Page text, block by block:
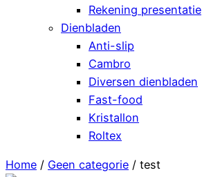
Rekening presentatie
Dienbladen
Anti-slip
Cambro
Diversen dienbladen
Fast-food
Kristallon
Roltex
Home / Geen categorie / test